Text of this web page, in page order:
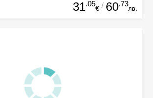
31.05
€ / 60.73
лв.